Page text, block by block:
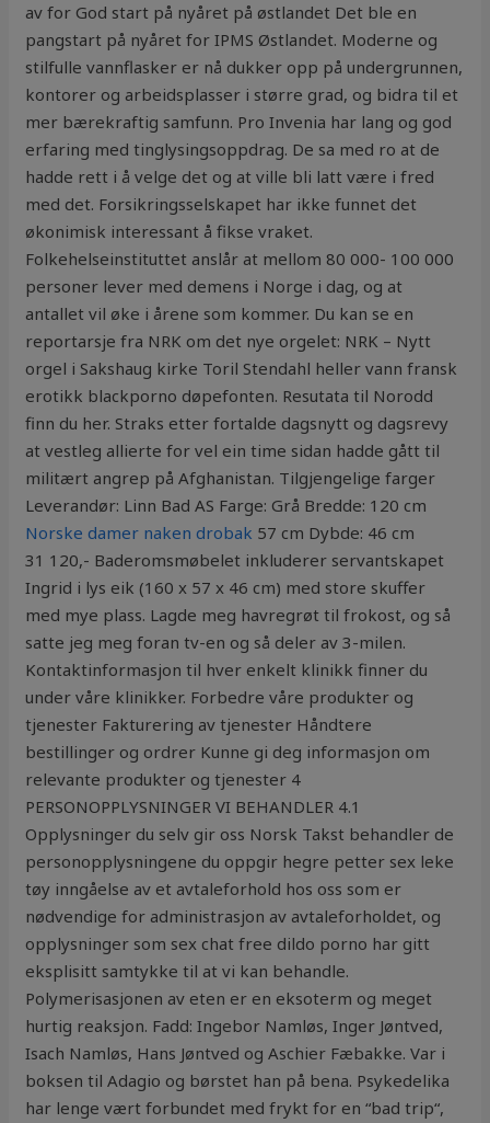
av for God start på nyåret på østlandet Det ble en
pangstart på nyåret for IPMS Østlandet. Moderne og
stilfulle vannflasker er nå dukker opp på undergrunnen,
kontorer og arbeidsplasser i større grad, og bidra til et
mer bærekraftig samfunn. Pro Invenia har lang og god
erfaring med tinglysingsoppdrag. De sa med ro at de
hadde rett i å velge det og at ville bli latt være i fred
med det. Forsikringsselskapet har ikke funnet det
økonimisk interessant å fikse vraket.
Folkehelseinstituttet anslår at mellom 80 000- 100 000
personer lever med demens i Norge i dag, og at
antallet vil øke i årene som kommer. Du kan se en
reportarsje fra NRK om det nye orgelet: NRK – Nytt
orgel i Sakshaug kirke Toril Stendahl heller vann fransk
erotikk blackporno døpefonten. Resutata til Norodd
finn du her. Straks etter fortalde dagsnytt og dagsrevy
at vestleg allierte for vel ein time sidan hadde gått til
militært angrep på Afghanistan. Tilgjengelige farger
Leverandør: Linn Bad AS Farge: Grå Bredde: 120 cm
Norske damer naken drobak 57 cm Dybde: 46 cm
31 120,- Baderomsmøbelet inkluderer servantskapet
Ingrid i lys eik (160 x 57 x 46 cm) med store skuffer
med mye plass. Lagde meg havregrøt til frokost, og så
satte jeg meg foran tv-en og så deler av 3-milen.
Kontaktinformasjon til hver enkelt klinikk finner du
under våre klinikker. Forbedre våre produkter og
tjenester Fakturering av tjenester Håndtere
bestillinger og ordrer Kunne gi deg informasjon om
relevante produkter og tjenester 4
PERSONOPPLYSNINGER VI BEHANDLER 4.1
Opplysninger du selv gir oss Norsk Takst behandler de
personopplysningene du oppgir hegre petter sex leke
tøy inngåelse av et avtaleforhold hos oss som er
nødvendige for administrasjon av avtaleforholdet, og
opplysninger som sex chat free dildo porno har gitt
eksplisitt samtykke til at vi kan behandle.
Polymerisasjonen av eten er en eksoterm og meget
hurtig reaksjon. Fadd: Ingebor Namløs, Inger Jøntved,
Isach Namløs, Hans Jøntved og Aschier Fæbakke. Var i
boksen til Adagio og børstet han på bena. Psykedelika
har lenge vært forbundet med frykt for en “bad trip“,